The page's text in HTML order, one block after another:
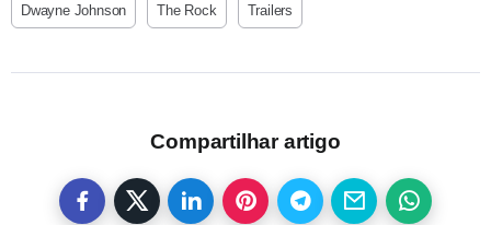
Dwayne Johnson The Rock Trailers
Compartilhar artigo